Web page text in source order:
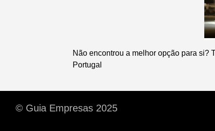
Não encontrou a melhor opção para si?
Portugal
© Guia Empresas 2025